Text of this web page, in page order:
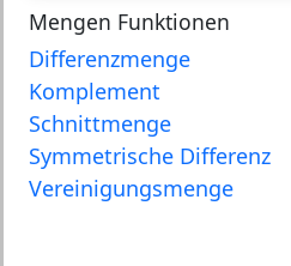
Mengen Funktionen
Differenzmenge
Komplement
Schnittmenge
Symmetrische Differenz
Vereinigungsmenge